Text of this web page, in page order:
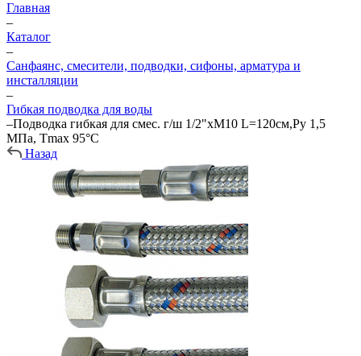
Главная
–
Каталог
–
Санфаянс, смесители, подводки, сифоны, арматура и
инсталляции
–
Гибкая подводка для воды
–Подводка гибкая для смес. г/ш 1/2"хМ10 L=120см,Ру 1,5
МПа, Тmax 95°С
Назад